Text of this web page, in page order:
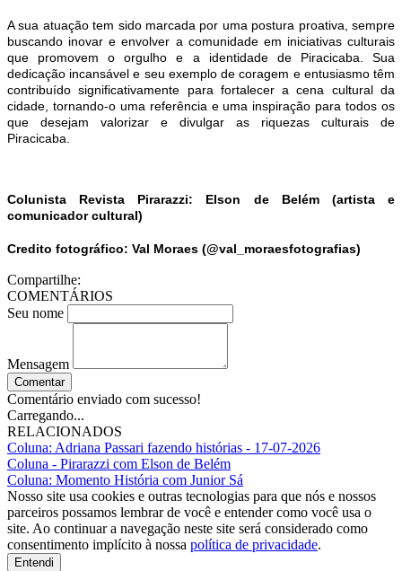
A sua atuação tem sido marcada por uma postura proativa, sempre
buscando inovar e envolver a comunidade em iniciativas culturais
que promovem o orgulho e a identidade de Piracicaba. Sua
dedicação incansável e seu exemplo de coragem e entusiasmo têm
contribuído significativamente para fortalecer a cena cultural da
cidade, tornando-o uma referência e uma inspiração para todos os
que desejam valorizar e divulgar as riquezas culturais de
Piracicaba.
Colunista Revista Pirarazzi: Elson de Belém (artista e
comunicador cultural)
Credito fotográfico: Val Moraes (@val_moraesfotografias)
Compartilhe:
COMENTÁRIOS
Seu nome
Mensagem
Comentar
Comentário enviado com sucesso!
Carregando...
RELACIONADOS
Coluna: Adriana Passari fazendo histórias - 17-07-2026
Coluna - Pirarazzi com Elson de Belém
Coluna: Momento História com Junior Sá
Nosso site usa cookies e outras tecnologias para que nós e nossos
parceiros possamos lembrar de você e entender como você usa o
site. Ao continuar a navegação neste site será considerado como
consentimento implícito à nossa política de privacidade.
Entendi